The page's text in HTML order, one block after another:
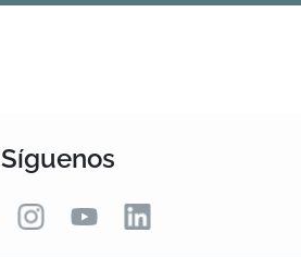
Síguenos